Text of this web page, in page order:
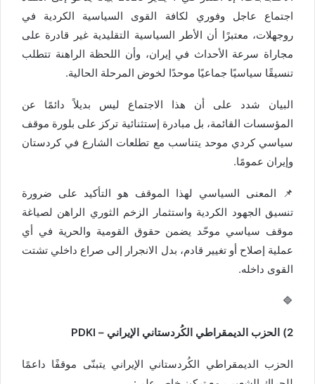
اجتماع عاجل وفوري لكافة القوى السياسية الكردية في
روجھلات، معتبرًا أن الأطر السياسية التقليدية غير قادرة على
مجاراة سرعة الأحداث في إيران، وأن اللحظة الراهنة تتطلب
تنسيقًا سياسيًا جماعيًا موحدًا لخوض المرحلة الحالية.
البيان شدد على أن هذا الاجتماع ليس بديلاً دائمًا عن
المؤسسات القائمة، بل مبادرة إستثنائية تركز على بلورة موقف
سياسي كردي موحد يتناسب مع تطلعات الشارع في كردستان
وإيران عمومًا.
📌 المعنى السياسي لهذا الموقف هو التأكيد على ضرورة
تنسيق الجهود الكردية واستثمار الزخم الثوري الراهن لصياغة
موقف سياسي موحّد يضمن حقوق القومية والحرية في أي
عملية إصلاح أو تغيير قادم، بدل الانجرار إلى صراع داخلي تشتت
القوى داخله.
🔷
2) الحزب الديمقراطي الكُردستاني الإيراني – PDKI
الحزب الديمقراطي الكُردستاني الإيراني يتبنّى موقفًا داعمًا